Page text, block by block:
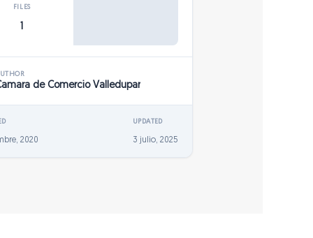
FILES
1
de Comercio Valledupar
2020
UPDATED
3 julio, 2025